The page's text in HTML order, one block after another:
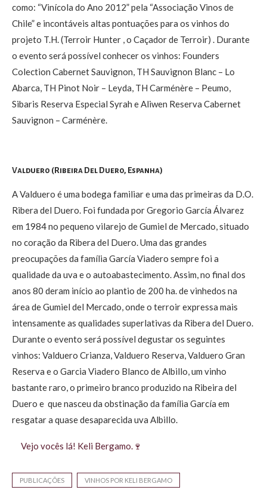
como: “Vinícola do Ano 2012” pela “Associação Vinos de
Chile” e incontáveis altas pontuações para os vinhos do
projeto T.H. (Terroir Hunter , o Caçador de Terroir) . Durante
o evento será possível conhecer os vinhos: Founders
Colection Cabernet Sauvignon, TH Sauvignon Blanc – Lo
Abarca, TH Pinot Noir – Leyda, TH Carménère – Peumo,
Sibaris Reserva Especial Syrah e Aliwen Reserva Cabernet
Sauvignon – Carménère.
Valduero (Ribeira Del Duero, Espanha)
A Valduero é uma bodega familiar e uma das primeiras da D.O.
Ribera del Duero. Foi fundada por Gregorio García Álvarez
em 1984 no pequeno vilarejo de Gumiel de Mercado, situado
no coração da Ribera del Duero. Uma das grandes
preocupações da família García Viadero sempre foi a
qualidade da uva e o autoabastecimento. Assim, no final dos
anos 80 deram início ao plantio de 200 ha. de vinhedos na
área de Gumiel del Mercado, onde o terroir expressa mais
intensamente as qualidades superlativas da Ribera del Duero.
Durante o evento será possível degustar os seguintes
vinhos: Valduero Crianza, Valduero Reserva, Valduero Gran
Reserva e o Garcia Viadero Blanco de Albillo, um vinho
bastante raro, o primeiro branco produzido na Ribeira del
Duero e que nasceu da obstinação da família García em
resgatar a quase desaparecida uva Albillo.
Vejo vocês lá! Keli Bergamo.🍷
PUBLICAÇÕES VINHOS POR KELI BERGAMO